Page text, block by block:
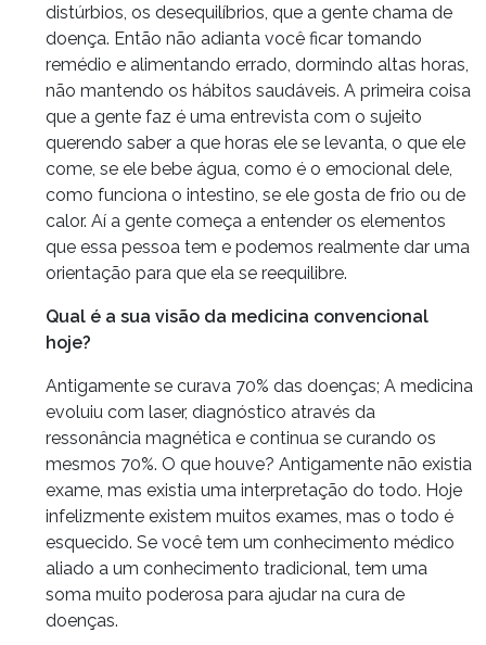
distúrbios, os desequilíbrios, que a gente chama de
doença. Então não adianta você ficar tomando
remédio e alimentando errado, dormindo altas horas,
não mantendo os hábitos saudáveis. A primeira coisa
que a gente faz é uma entrevista com o sujeito
querendo saber a que horas ele se levanta, o que ele
come, se ele bebe água, como é o emocional dele,
como funciona o intestino, se ele gosta de frio ou de
calor. Aí a gente começa a entender os elementos
que essa pessoa tem e podemos realmente dar uma
orientação para que ela se reequilibre.
Qual é a sua visão da medicina convencional
hoje?
Antigamente se curava 70% das doenças; A medicina
evoluiu com laser, diagnóstico através da
ressonância magnética e continua se curando os
mesmos 70%. O que houve? Antigamente não existia
exame, mas existia uma interpretação do todo. Hoje
infelizmente existem muitos exames, mas o todo é
esquecido. Se você tem um conhecimento médico
aliado a um conhecimento tradicional, tem uma
soma muito poderosa para ajudar na cura de
doenças.